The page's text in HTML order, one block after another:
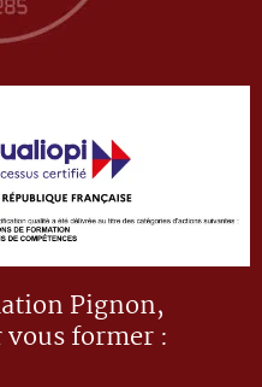
Pignon,
vous former :